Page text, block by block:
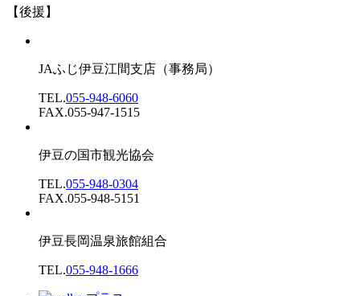
【後援】
JAふじ伊豆江間支店 （事務局）
TEL.055-948-6060
FAX.055-947-1515
伊豆の国市観光協会
TEL.055-948-0304
FAX.055-948-5151
伊豆長岡温泉旅館組合
TEL.055-948-1666